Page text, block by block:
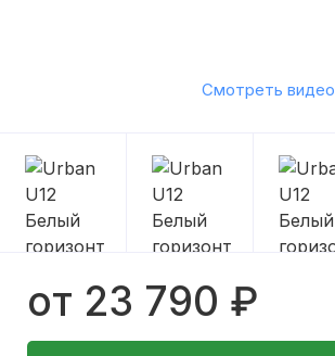
Смотреть видео
от 23 790 ₽